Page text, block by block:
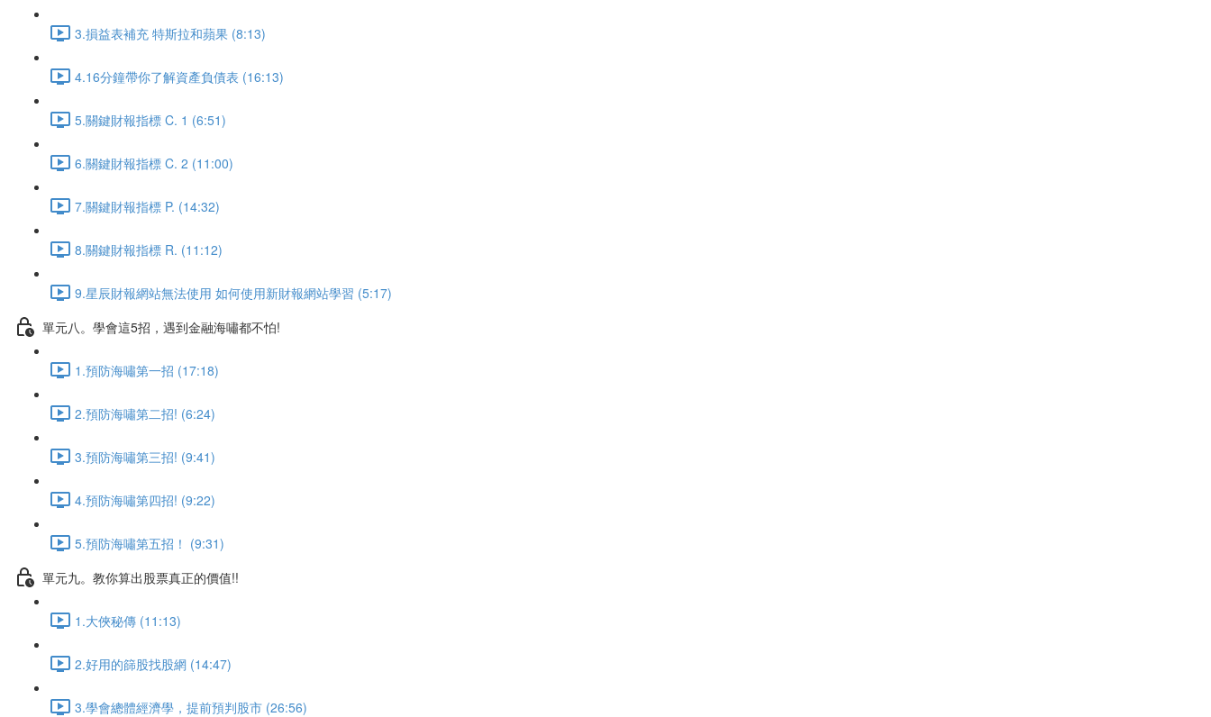
3.損益表補充 特斯拉和蘋果 (8:13)
4.16分鐘帶你了解資產負債表 (16:13)
5.關鍵財報指標 C. 1 (6:51)
6.關鍵財報指標 C. 2 (11:00)
7.關鍵財報指標 P. (14:32)
8.關鍵財報指標 R. (11:12)
9.星辰財報網站無法使用 如何使用新財報網站學習 (5:17)
單元八。學會這5招，遇到金融海嘯都不怕!
1.預防海嘯第一招 (17:18)
2.預防海嘯第二招! (6:24)
3.預防海嘯第三招! (9:41)
4.預防海嘯第四招! (9:22)
5.預防海嘯第五招！ (9:31)
單元九。教你算出股票真正的價值!!
1.大俠秘傳 (11:13)
2.好用的篩股找股網 (14:47)
3.學會總體經濟學，提前預判股市 (26:56)